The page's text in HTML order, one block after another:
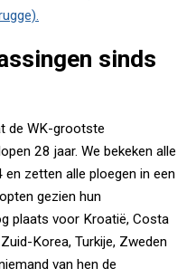
sinds
de WK-grootste
28 jaar. We bekeken alle
zetten alle ploegen in een
gezien hun
plaats voor Kroatië, Costa
Korea, Turkije, Zweden
van hen de